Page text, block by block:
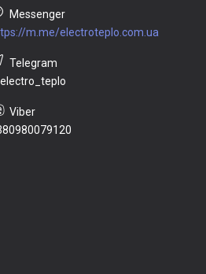
m.me/electroteplo.com.ua